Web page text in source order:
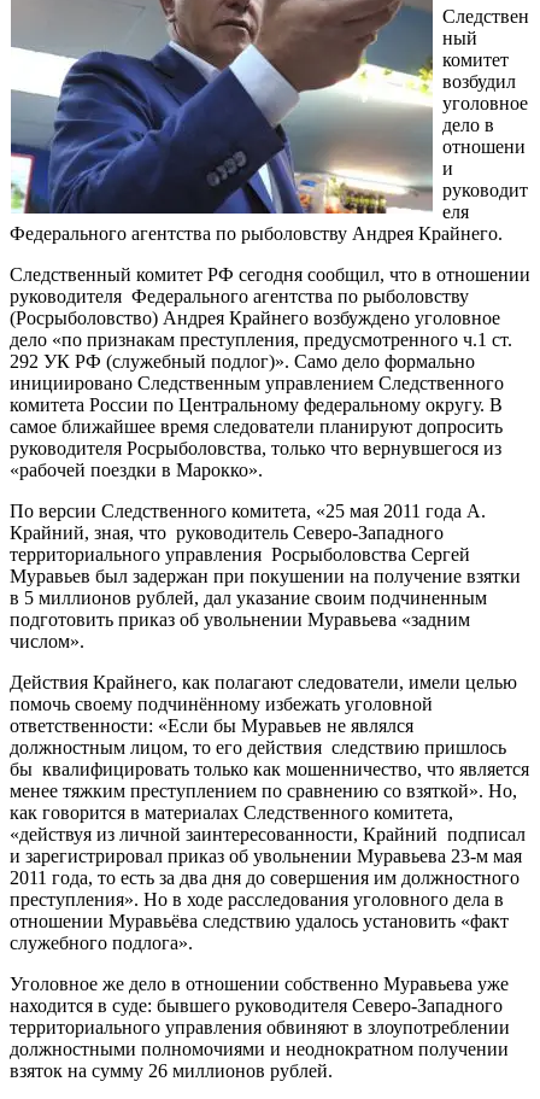
Следствен
ный
комитет
возбудил
уголовное
дело в
отношени
и
руководит
еля
Федерального агентства по рыболовству Андрея Крайнего.
Следственный комитет РФ сегодня сообщил, что в отношении
руководителя Федерального агентства по рыболовству
(Росрыболовство) Андрея Крайнего возбуждено уголовное
дело «по признакам преступления, предусмотренного ч.1 ст.
292 УК РФ (служебный подлог)». Само дело формально
инициировано Следственным управлением Следственного
комитета России по Центральному федеральному округу. В
самое ближайшее время следователи планируют допросить
руководителя Росрыболовства, только что вернувшегося из
«рабочей поездки в Марокко».
По версии Следственного комитета, «25 мая 2011 года А.
Крайний, зная, что руководитель Северо-Западного
территориального управления Росрыболовства Сергей
Муравьев был задержан при покушении на получение взятки
в 5 миллионов рублей, дал указание своим подчиненным
подготовить приказ об увольнении Муравьева «задним
числом».
Действия Крайнего, как полагают следователи, имели целью
помочь своему подчинённому избежать уголовной
ответственности: «Если бы Муравьев не являлся
должностным лицом, то его действия следствию пришлось
бы квалифицировать только как мошенничество, что является
менее тяжким преступлением по сравнению со взяткой». Но,
как говорится в материалах Следственного комитета,
«действуя из личной заинтересованности, Крайний подписал
и зарегистрировал приказ об увольнении Муравьева 23-м мая
2011 года, то есть за два дня до совершения им должностного
преступления». Но в ходе расследования уголовного дела в
отношении Муравьёва следствию удалось установить «факт
служебного подлога».
Уголовное же дело в отношении собственно Муравьева уже
находится в суде: бывшего руководителя Северо-Западного
территориального управления обвиняют в злоупотреблении
должностными полномочиями и неоднократном получении
взяток на сумму 26 миллионов рублей.